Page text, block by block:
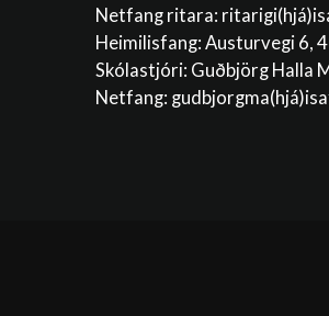
Netfang ritara:
Heimilisfang: Austurvegi 6,
Skólastjóri: Guðbjörg Halla
Netfang: